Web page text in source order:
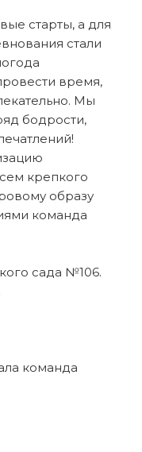
старты, а для
стали
время,
Мы
бодрости,
крепкого
образу
команда
сада №106.
команда